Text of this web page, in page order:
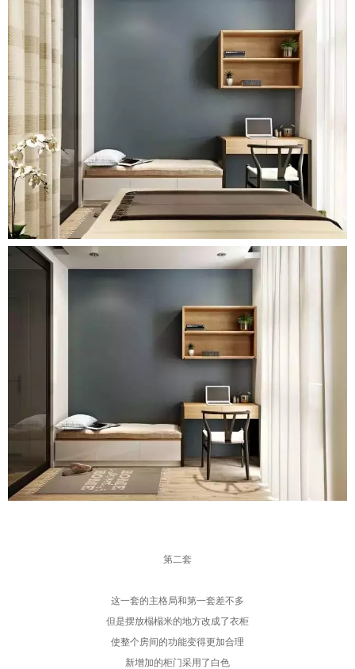
第二套
这一套的主格局和第一套差不多
但是摆放榻榻米的地方改成了衣柜
使整个房间的功能变得更加合理
新增加的柜门采用了白色